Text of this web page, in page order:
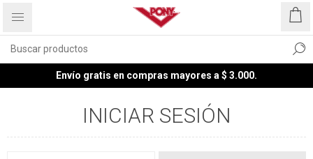
Envío gratis en compras mayores a $ 3.000.
INICIAR SESIÓN